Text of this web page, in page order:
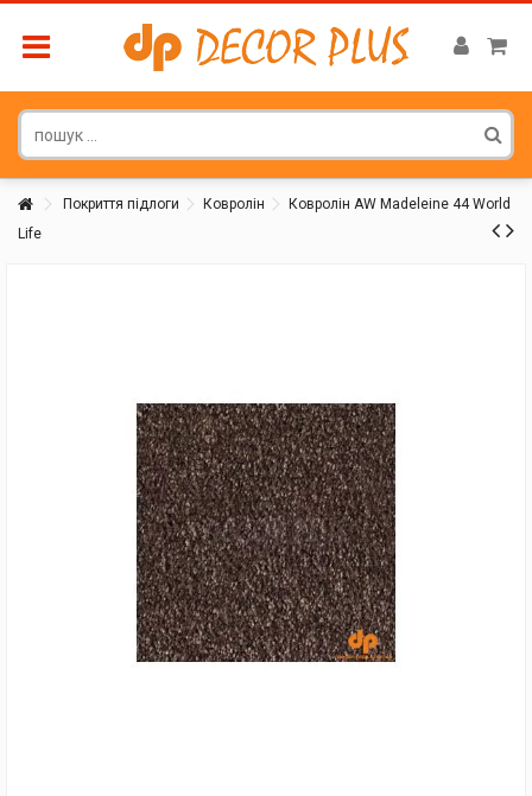
Покриття підлоги Ковролін
Ковролін AW Madeleine 44 World
Life